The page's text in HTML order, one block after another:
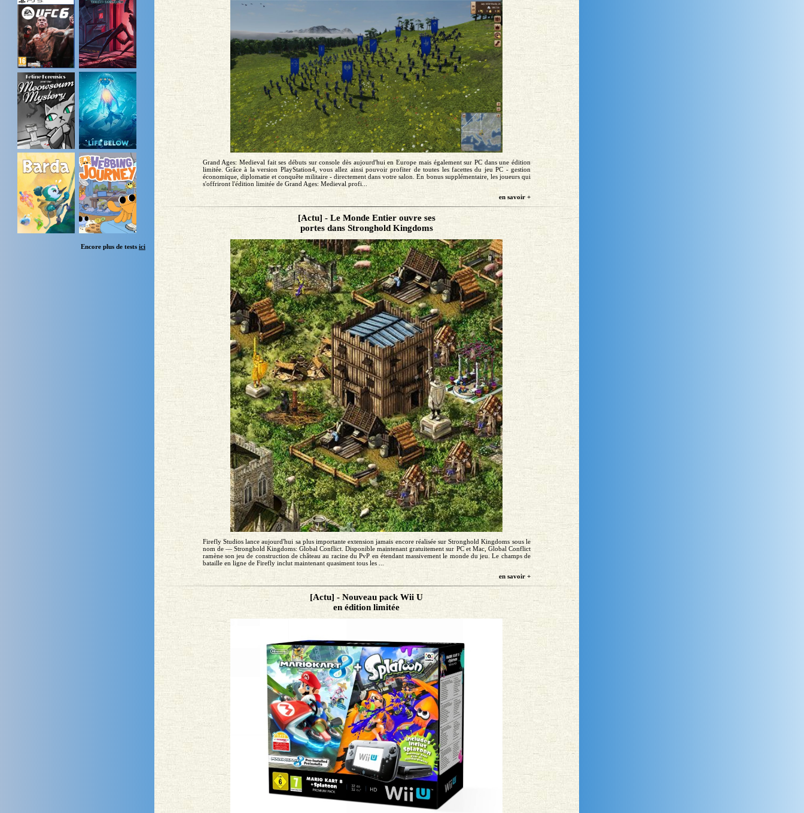
Encore plus de tests ici
Grand Ages: Medieval fait ses débuts sur console dès aujourd'hui en Europe mais également sur PC dans une édition
limitée. Grâce à la version PlayStation4, vous allez ainsi pouvoir profiter de toutes les facettes du jeu PC - gestion
économique, diplomatie et conquête militaire - directement dans votre salon. En bonus supplémentaire, les joueurs qui
s'offriront l'édition limitée de Grand Ages: Medieval profi...
en savoir +
[Actu] - Le Monde Entier ouvre ses
portes dans Stronghold Kingdoms
Firefly Studios lance aujourd'hui sa plus importante extension jamais encore réalisée sur Stronghold Kingdoms sous le
nom de — Stronghold Kingdoms: Global Conflict. Disponible maintenant gratuitement sur PC et Mac, Global Conflict
ramène son jeu de construction de château au racine du PvP en étendant massivement le monde du jeu. Le champs de
bataille en ligne de Firefly inclut maintenant quasiment tous les ...
en savoir +
[Actu] - Nouveau pack Wii U
en édition limitée